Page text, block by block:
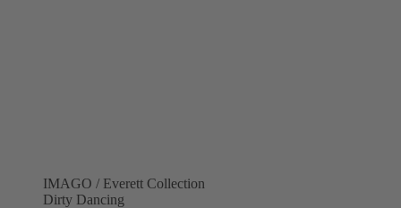
IMAGO / Everett Collection
Dirty Dancing